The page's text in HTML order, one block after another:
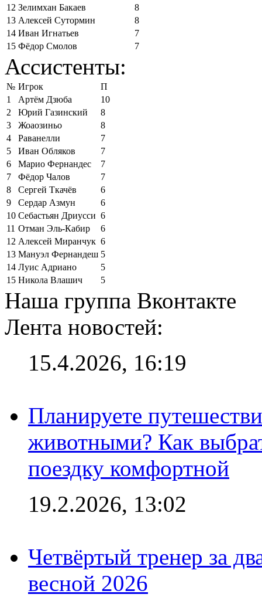
12 Зелимхан Бакаев
8
13 Алексей Сутормин
8
14 Иван Игнатьев
7
15 Фёдор Смолов 7
Ассистенты:
№ Игрок
П
1
Артём Дзюба
10
2
Юрий Газинский
8
3
Жоаозиньо
8
4
Раванелли
7
5
Иван Обляков
7
6
Марио Фернандес
7
7
Фёдор Чалов
7
8
Сергей Ткачёв
6
9
Сердар Азмун
6
10 Себастьян Дриусси 6
11 Отман Эль-Кабир
6
12 Алексей Миранчук 6
13 Мануэл Фернандеш 5
14 Луис Адриано
5
15 Никола Влашич 5
Наша группа Вконтакте
Лента новостей:
15.4.2026, 16:19
Планируете
животными? Как
поездку комфортной
19.2.2026, 13:02
Четвёртый тренер за
весной 2026